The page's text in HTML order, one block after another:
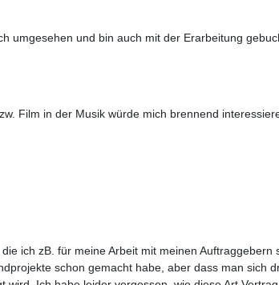
umgesehen und bin auch mit der Erarbeitung
Film in der Musik würde mich brennend
ich zB. für meine Arbeit mit meinen
schon gemacht habe, aber dass man sich